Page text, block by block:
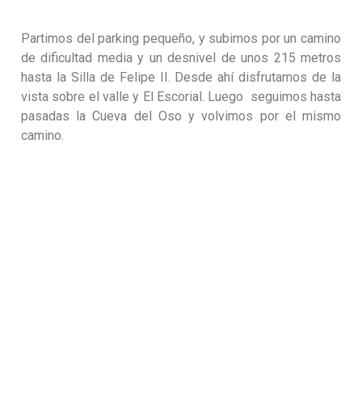
Partimos del parking pequeño, y subimos por un camino
de dificultad media y un desnivel de unos 215 metros
hasta la Silla de Felipe II. Desde ahí disfrutamos de la
vista sobre el valle y El Escorial. Luego seguimos hasta
pasadas la Cueva del Oso y volvimos por el mismo
camino.